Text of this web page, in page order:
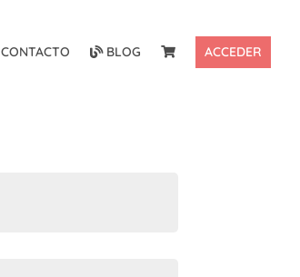
CONTACTO BLOG ACCEDER